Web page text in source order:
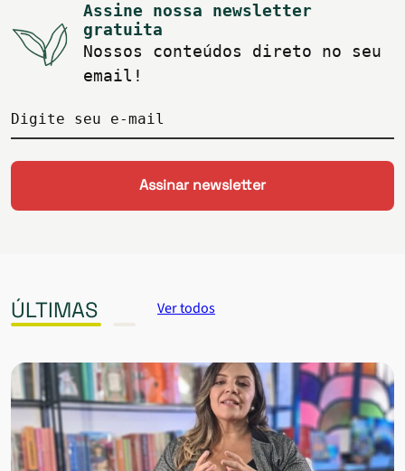
Assine nossa newsletter
gratuita
Nossos conteúdos direto no seu
email!
Digite seu e-mail
ÚLTIMAS Ver todos